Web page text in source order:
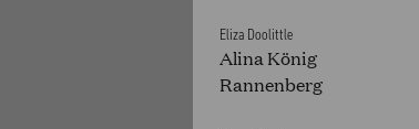
Eliza Doolittle
Alina König
Rannenberg